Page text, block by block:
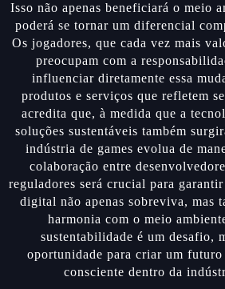
Isso não apenas beneficiará o meio
poderá se tornar um diferencial
Os jogadores, que cada vez mais
preocupam com a
influenciar diretamente essa
produtos e serviços que refletem
acredita que, à medida que a
soluções sustentáveis também
indústria de games evolua de
colaboração entre
reguladores será crucial para
digital não apenas sobreviva, mas
harmonia com o meio
sustentabilidade é um desafio,
oportunidade para criar um futuro
consciente dentro da